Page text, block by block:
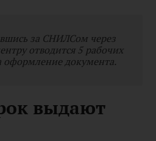
за СНИЛСом через
отводится 5 рабочих
оформление документа.
выдают